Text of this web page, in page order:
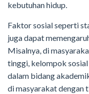
kebutuhan hidup.
Faktor sosial seperti
juga dapat
Misalnya, di
tinggi, kelompok
dalam bidang
di masyarakat dengan